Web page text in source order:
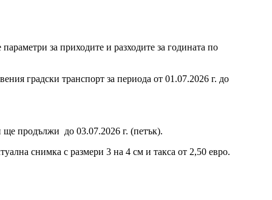
за приходите и разходите за годината по
градски транспорт за периода от 01.07.2026 г. до
ще продължи до 03.07.2026 г. (петък).
снимка с размери 3 на 4 см и такса от 2,50 евро.